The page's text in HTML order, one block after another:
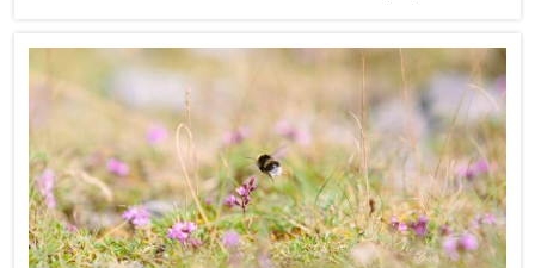
Artikel
Alle
Themen
Alle
Tiergruppen